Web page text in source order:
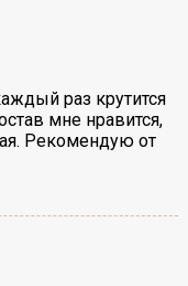
раз крутится
мне нравится,
Рекомендую от